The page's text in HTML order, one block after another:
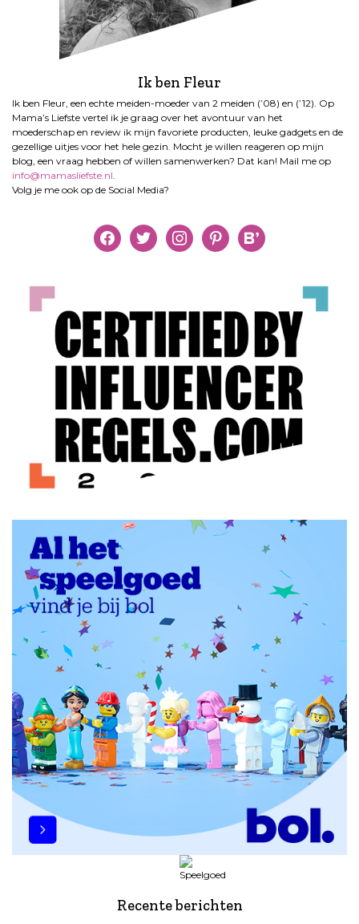
Ik ben Fleur
Ik ben Fleur, een echte meiden-moeder van 2 meiden (’08) en (’12). Op
Mama’s Liefste vertel ik je graag over het avontuur van het
moederschap en review ik mijn favoriete producten, leuke gadgets en de
gezellige uitjes voor het hele gezin. Mocht je willen reageren op mijn
blog, een vraag hebben of willen samenwerken? Dat kan! Mail me op
info@mamasliefste.nl.
Volg je me ook op de Social Media?
facebooktwitter instagrampinterestbloglovin
Recente berichten